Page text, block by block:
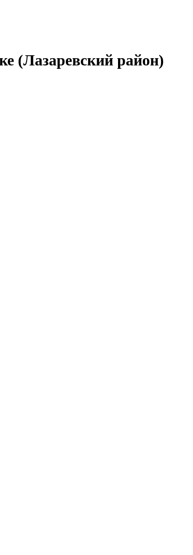
(Лазаревский район)